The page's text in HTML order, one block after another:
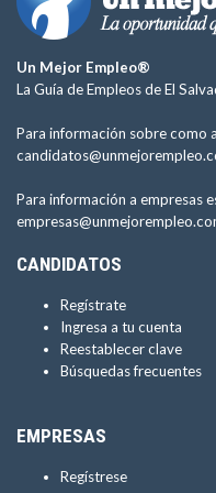
Un Mejor Empleo®
La Guía de Empleos de El
Para información sobre como
Para información a empresas
CANDIDATOS
Regístrate
Ingresa a tu cuenta
Reestablecer clave
Búsquedas frecuentes
EMPRESAS
Regístrese